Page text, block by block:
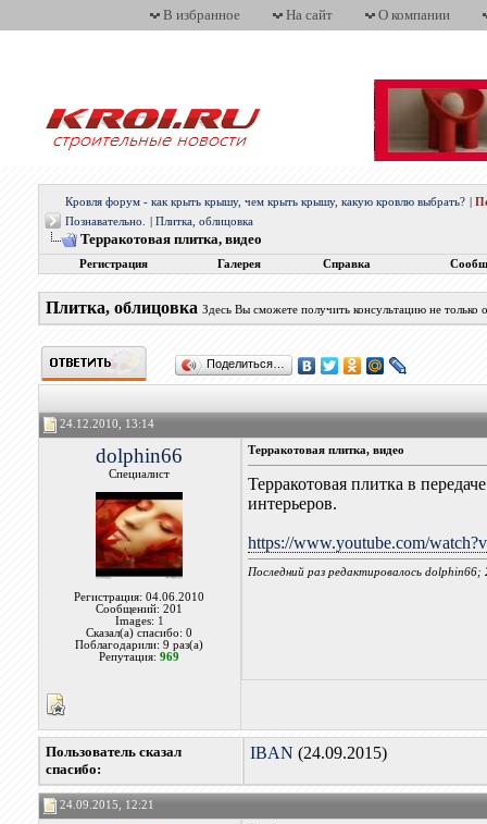
В избранное На сайт О компании
Кровля форум - как крыть крышу, чем крыть крышу, какую кровлю выбрать?
Познавательно.
Плитка, облицовка
Терракотовая плитка, видео
Регистрация Галерея Справка
Плитка, облицовка Здесь Вы сможете получить консультацию не только
Поделиться…
24.12.2010, 13:14
dolphin66
Специалист
Регистрация: 04.06.2010
Сообщений: 201
Images: 1
Сказал(а) спасибо: 0
Поблагодарили: 9 раз(а)
Репутация:969
Терракотовая плитка, видео
Терракотовая плитка в
интерьеров.
https://www.youtube.com/
Последний раз редактировалось
Пользователь сказал
cпасибо:
IBAN (24.09.2015)
24.09.2015, 12:21